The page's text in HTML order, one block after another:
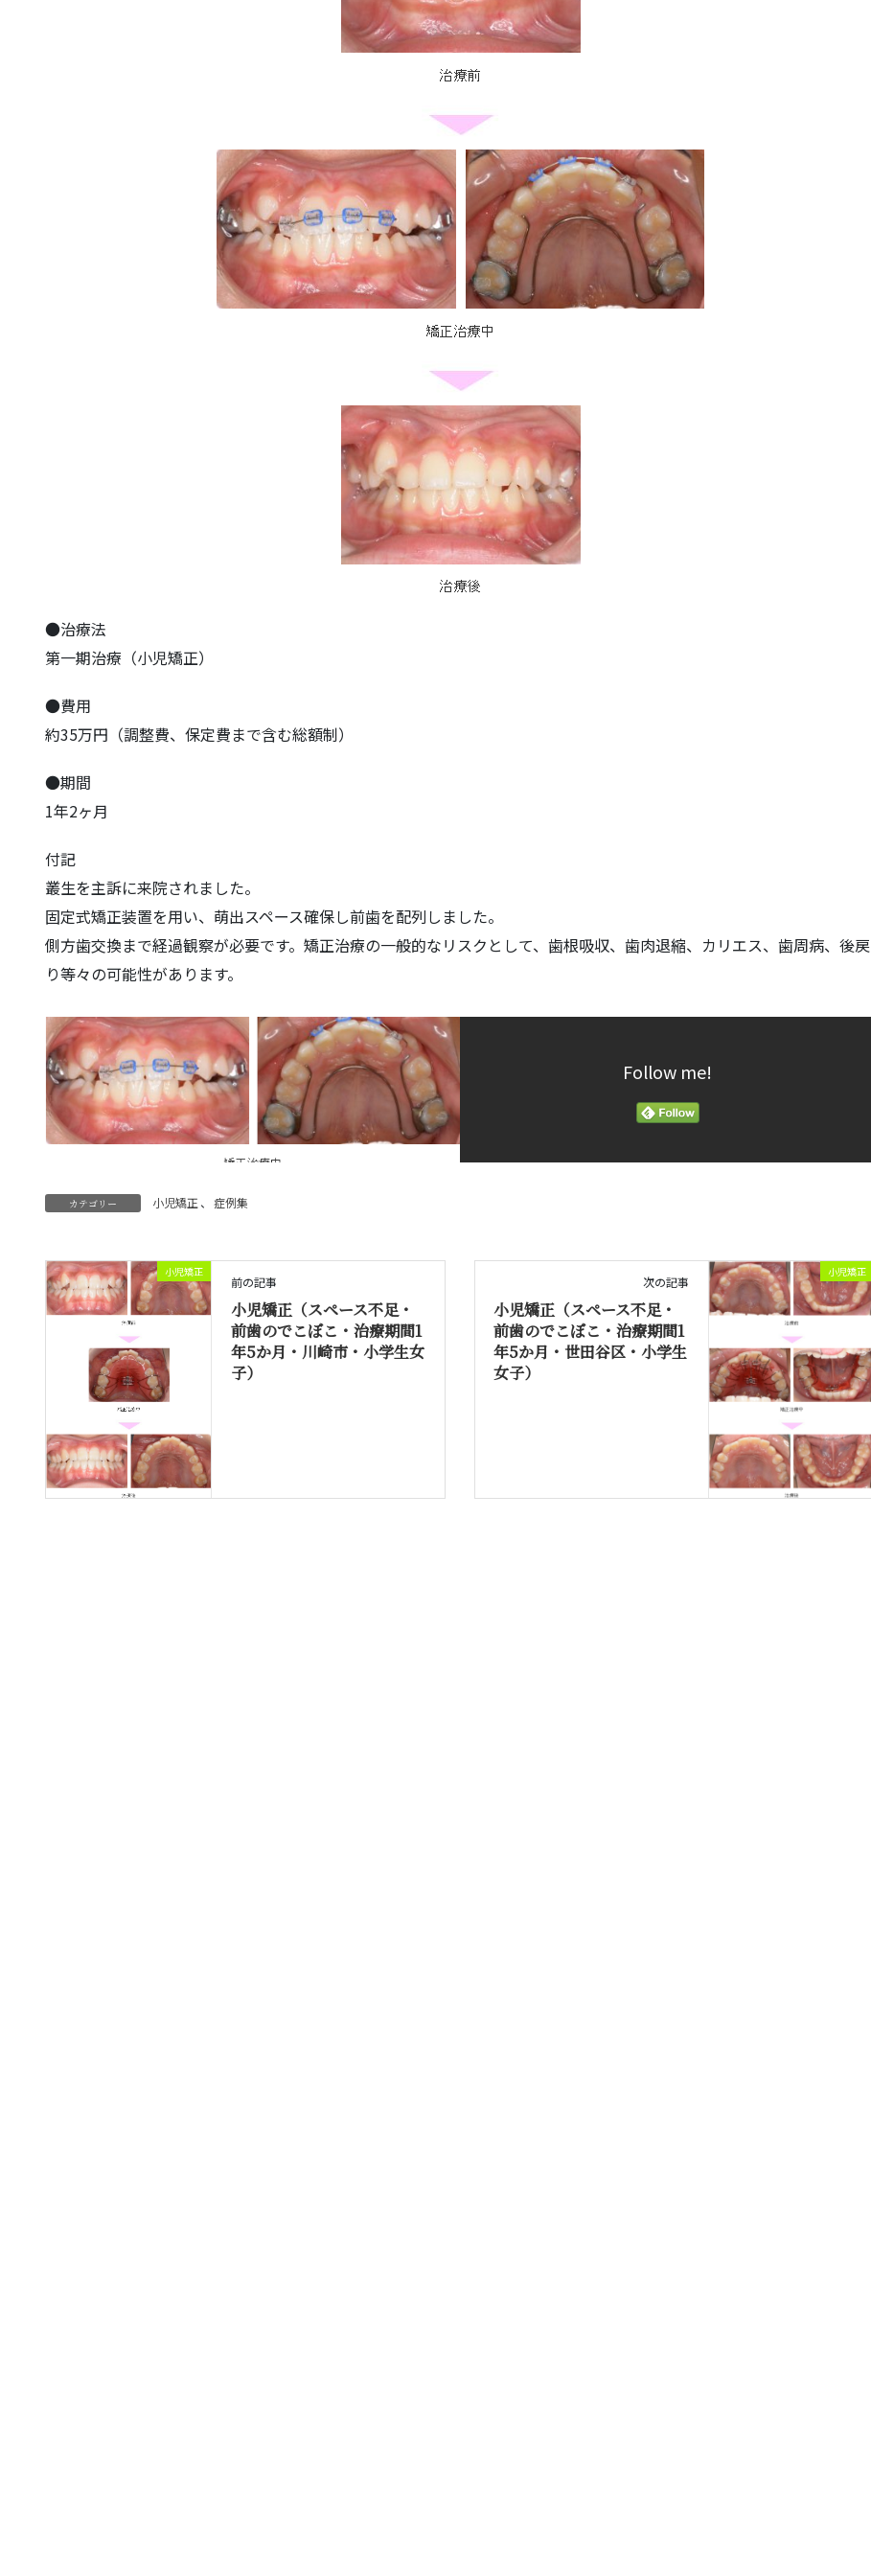
●治療法
第一期治療（小児矯正）
●費用
約35万円（調整費、保定費まで含む総額制）
●期間
1年2ヶ月
付記
叢生を主訴に来院されました。
固定式矯正装置を用い、萌出スペース確保し前歯を配列しました。
側方歯交換まで経過観察が必要です。矯正治療の一般的なリスクとして、歯根吸収、歯肉退縮、カリエス、歯周病、後戻
り等々の可能性があります。
Follow me!
カテゴリー 小児矯正 、 症例集
小児矯正
前の記事
小児矯正（スペース不足・
前歯のでこぼこ・治療期間1
年5か月・川崎市・小学生女
子）
小児矯正
次の記事
小児矯正（スペース不足・
前歯のでこぼこ・治療期間1
年5か月・世田谷区・小学生
女子）